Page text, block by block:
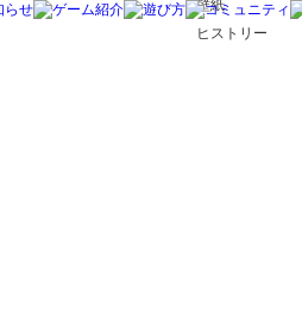
壁紙
ヒストリー